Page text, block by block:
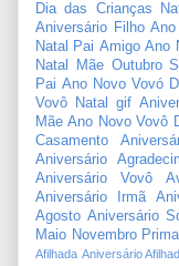
Dia das Crianças
Aniversário Filho
Natal Pai Amigo Ano
Natal Mãe Outubro
Pai Ano Novo Vovó
Vovô
Natal gif
Mãe Ano Novo Vovô
Casamento
Aniversário
Aniversário Vovô
Aniversário Irmã
Agosto Aniversário
Maio Novembro
Afilhada Aniversário